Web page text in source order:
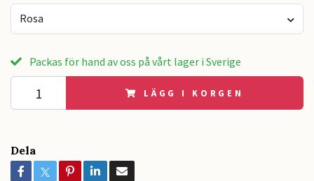
Rosa
Packas för hand av oss på vårt lager i Sverige
LÄGG I KORGEN
Dela